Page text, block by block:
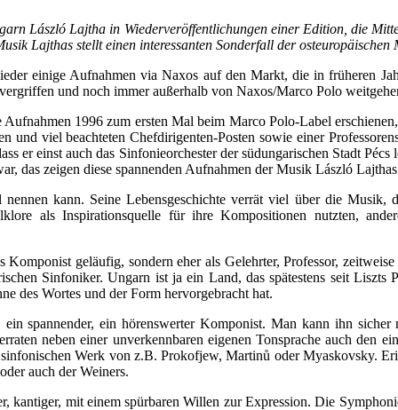
László Lajtha in Wiederveröffentlichungen einer Edition, die
Lajthas stellt einen interessanten Sonderfall der osteuropäischen
einige Aufnahmen via Naxos auf den Markt, die in früheren
und noch immer außerhalb von Naxos/Marco Polo
1996 zum ersten Mal beim Marco Polo-Label
und viel beachteten Chefdirigenten-Posten sowie einer
er einst auch das Sinfonieorchester der südungarischen Stadt
das zeigen diese spannenden Aufnahmen der Musik László
kann. Seine Lebensgeschichte verrät viel über die
als Inspirationsquelle für ihre Kompositionen nutzten,
geläufig, sondern eher als Gelehrter, Professor,
Sinfoniker. Ungarn ist ja ein Land, das spätestens seit
des Wortes und der Form hervorgebracht hat.
spannender, ein hörenswerter Komponist. Man kann ihn
neben einer unverkennbaren eigenen Tonsprache auch den
Werk von z.B. Prokofjew, Martinů oder Myaskovsky.
auch der Weiners.
mit einem spürbaren Willen zur Expression. Die